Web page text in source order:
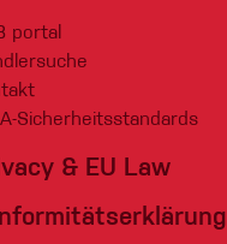
portal
Sicherheitsstandards
& EU Law